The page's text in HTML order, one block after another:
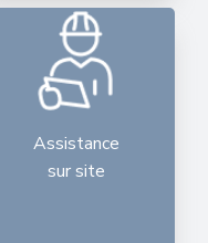
Assistance
sur site